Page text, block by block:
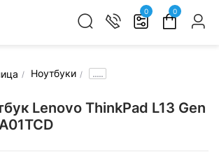
0 0
Ноутбуки .....
Lenovo ThinkPad L13 Gen